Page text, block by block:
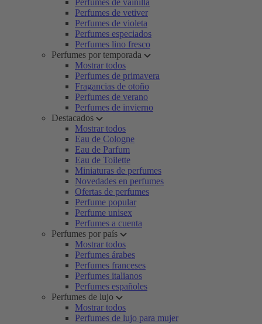
Perfumes de vainilla
Perfumes de vetiver
Perfumes de violeta
Perfumes especiados
Perfumes lino fresco
Perfumes por temporada
Mostrar todos
Perfumes de primavera
Fragancias de otoño
Perfumes de verano
Perfumes de invierno
Destacados
Mostrar todos
Eau de Cologne
Eau de Parfum
Eau de Toilette
Miniaturas de perfumes
Novedades en perfumes
Ofertas de perfumes
Perfume popular
Perfume unisex
Perfumes a cuenta
Perfumes por país
Mostrar todos
Perfumes árabes
Perfumes franceses
Perfumes italianos
Perfumes españoles
Perfumes de lujo
Mostrar todos
Perfumes de lujo para mujer